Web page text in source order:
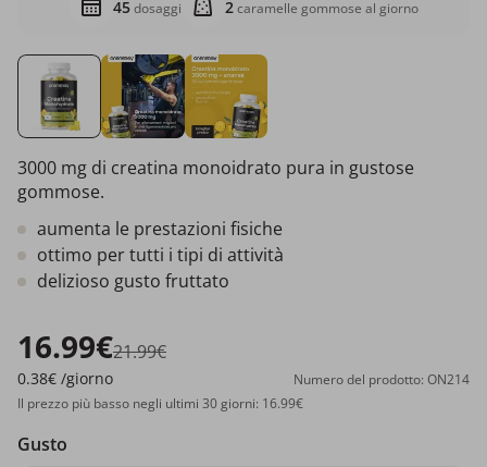
45dosaggi 2caramelle gommose al giorno
3000 mg di creatina monoidrato pura in gustose
gommose.
aumenta le prestazioni fisiche
ottimo per tutti i tipi di attività
delizioso gusto fruttato
16.99€21.99€
0.38€ /giorno
Numero del prodotto: ON214
Il prezzo più basso negli ultimi 30 giorni: 16.99€
Gusto